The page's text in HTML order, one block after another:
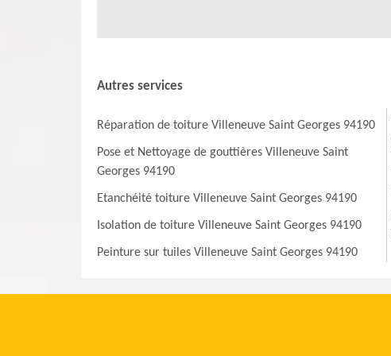
Autres services
Réparation de toiture Villeneuve Saint Georges 94190
Pose et Nettoyage de gouttières Villeneuve Saint
Georges 94190
Etanchéité toiture Villeneuve Saint Georges 94190
Isolation de toiture Villeneuve Saint Georges 94190
Peinture sur tuiles Villeneuve Saint Georges 94190